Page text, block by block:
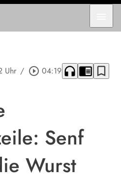
Uhr / play_circle_outline 04:19 headphones chrome_reader_mode bookmark_border
Senf
Wurst